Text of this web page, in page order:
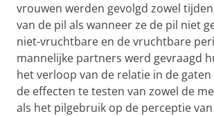
vrouwen werden gevolgd zowel
van de pil als wanneer ze de pil niet
niet-vruchtbare en de vruchtbare
mannelijke partners werd gevraagd
het verloop van de relatie in de
de effecten te testen van zowel de
als het pilgebruik op de perceptie